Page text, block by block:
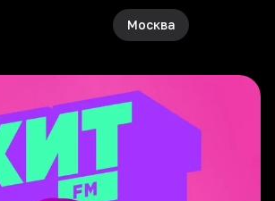
Москва